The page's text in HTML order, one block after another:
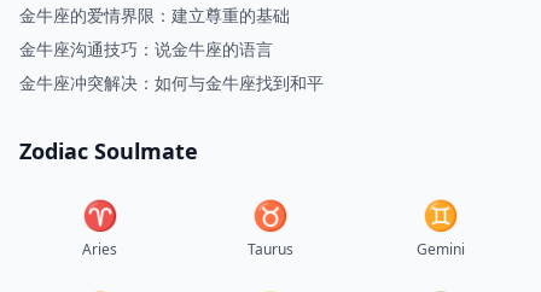
金牛座的爱情界限：建立尊重的基础
金牛座沟通技巧：说金牛座的语言
金牛座冲突解决：如何与金牛座找到和平
Zodiac Soulmate
♈︎
Aries
♉︎
Taurus
♊︎
Gemini